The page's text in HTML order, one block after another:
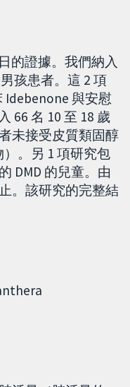
的證據。我們納入
孩患者。這 2 項
與安慰
66 名 10 至 18 歲
未接受皮質類固醇
）。另 1 項研究包
DMD 的兒童。由
。該研究的完整結